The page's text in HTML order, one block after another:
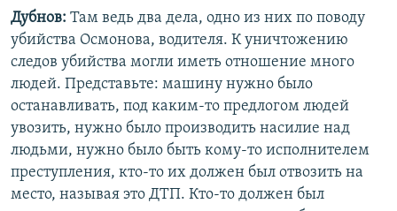
Дубнов: Там ведь два дела, одно из них по поводу
убийства Осмонова, водителя. К уничтожению
следов убийства могли иметь отношение много
людей. Представьте: машину нужно было
останавливать, под каким-то предлогом людей
увозить, нужно было производить насилие над
людьми, нужно было быть кому-то исполнителем
преступления, кто-то их должен был отвозить на
место, называя это ДТП. Кто-то должен был